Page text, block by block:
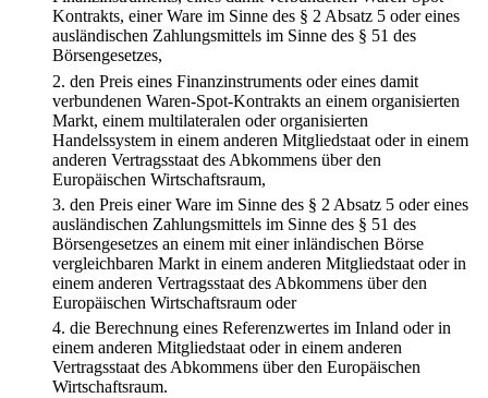
Kontrakts, einer Ware im Sinne des § 2 Absatz 5 oder eines
ausländischen Zahlungsmittels im Sinne des § 51 des
Börsengesetzes,
2. den Preis eines Finanzinstruments oder eines damit
verbundenen Waren-Spot-Kontrakts an einem organisierten
Markt, einem multilateralen oder organisierten
Handelssystem in einem anderen Mitgliedstaat oder in einem
anderen Vertragsstaat des Abkommens über den
Europäischen Wirtschaftsraum,
3. den Preis einer Ware im Sinne des § 2 Absatz 5 oder eines
ausländischen Zahlungsmittels im Sinne des § 51 des
Börsengesetzes an einem mit einer inländischen Börse
vergleichbaren Markt in einem anderen Mitgliedstaat oder in
einem anderen Vertragsstaat des Abkommens über den
Europäischen Wirtschaftsraum oder
4. die Berechnung eines Referenzwertes im Inland oder in
einem anderen Mitgliedstaat oder in einem anderen
Vertragsstaat des Abkommens über den Europäischen
Wirtschaftsraum.